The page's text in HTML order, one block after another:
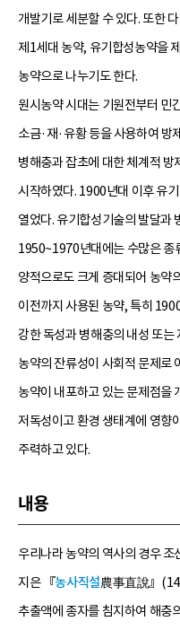
개발기로 세분할 수 있다. 또한
제1세대 농약, 유기합성농약을
농약으로 나누기도 한다.
원시농약 시대는 기원전부터 민
소금·재·유황 등을 사용하여 방
병해충과 잡초에 대한 체계적 방
시작하였다. 1900년대 이후 유
열었다. 유기합성기술의 발달과
1950~1970년대에는 수많은 종
양적으로도 크게 증대되어 농약
이전까지 사용된 농약, 특히
강한 독성과 병해충의 내성 또는
농약의 잔류성이 사회적 문제로
농약이 내포하고 있는 문제점을
저독성이고 환경 생태계에 영향
주력하고 있다.
내용
우리나라 농약의 역사의 경우
지은 『농사직설農事直說』
추출액에 종자를 침지하여 해충